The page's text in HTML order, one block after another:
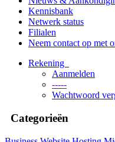
Kennisbank
Netwerk status
Filialen
Neem contact op met
Rekening
Aanmelden
-----
Wachtwoord
Categorieën